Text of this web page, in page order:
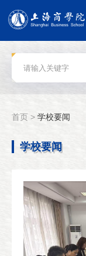
首页 > 学校要闻
学校要闻